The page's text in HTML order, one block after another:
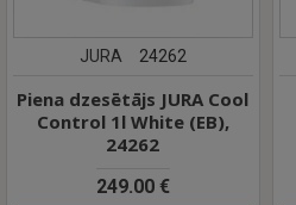
JURA 24262
Piena dzesētājs JURA Cool
Control 1l White (EB),
24262
249.00 €